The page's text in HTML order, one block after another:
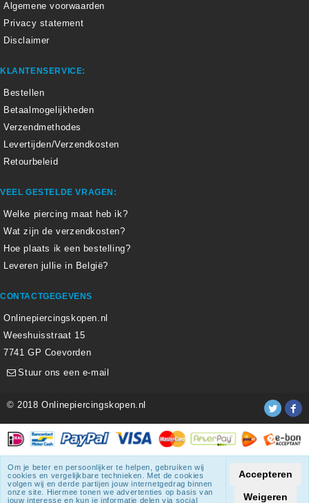
Algemene voorwaarden
Privacy statement
Disclaimer
KLANTENSERVICE:
Bestellen
Betaalmogelijkheden
Verzendmethodes
Levertijden/Verzendkosten
Retourbeleid
VEEL GESTELDE VRAGEN:
Welke piercing maat heb ik?
Wat zijn de verzendkosten?
Hoe plaats ik een bestelling?
Leveren jullie in België?
CONTACTGEGEVENS
Onlinepiercingskopen.nl
Weeshuisstraat 15
7741 GP Coevorden
Stuur ons een e-mail
© 2018 Onlinepiercingskopen.nl
Alle weergegeven prijzen zijn inclusief 21% BTW.
Onlinepiercingskopen.nlkrijgt een beoordeling
1807beoordelingen.
Om je beter en persoonlijker te helpen, gebruiken wij
cookies en vergelijkbare technieken. Met de cookies
volgen wij en derde partijen jouw internetgedrag binnen
onze site. Hiermee tonen we advertenties op basis van
jouw interesse en kun je informatie delen via social
Accepteren
Weigeren